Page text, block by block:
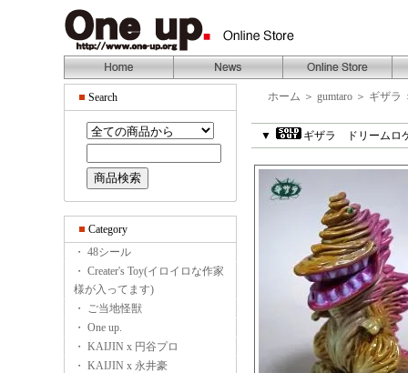
Search
Category
・ 48シール
・ Creater's Toy(イロイロな作家
様が入ってます)
・ ご当地怪獣
・ One up.
・ KAIJIN x 円谷プロ
・ KAIJIN x 永井豪
ホーム ＞ gumtaro ＞ ギザラ
▼ ギザラ ドリームロ